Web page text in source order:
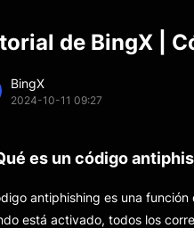
de BingX |
BingX
2024-10-11 09:27
es un código
antiphishing es una
está activado, todos los